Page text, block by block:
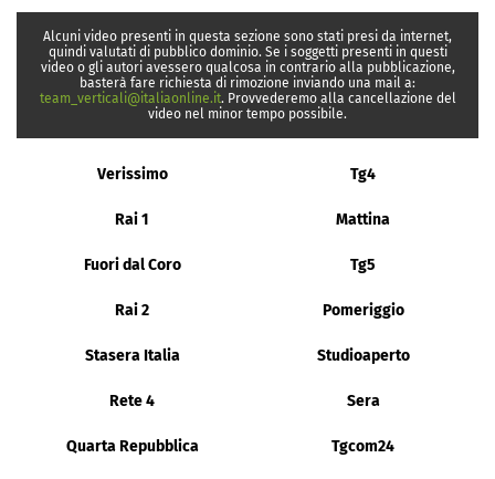
Alcuni video presenti in questa sezione sono stati presi da internet,
quindi valutati di pubblico dominio. Se i soggetti presenti in questi
video o gli autori avessero qualcosa in contrario alla pubblicazione,
basterà fare richiesta di rimozione inviando una mail a:
team_verticali@italiaonline.it. Provvederemo alla cancellazione del
video nel minor tempo possibile.
Verissimo Tg4
Rai 1 Mattina
Fuori dal Coro Tg5
Rai 2 Pomeriggio
Stasera Italia Studioaperto
Rete 4 Sera
Quarta Repubblica Tgcom24